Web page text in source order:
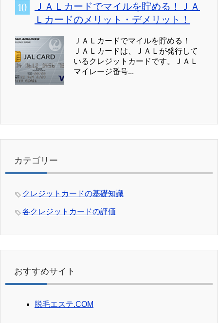
ＪＡＬカードでマイルを貯める！ＪＡ
Ｌカードのメリット・デメリット！
ＪＡＬカードでマイルを貯める！
ＪＡＬカードは、ＪＡＬが発行して
いるクレジットカードです。ＪＡＬ
マイレージ番号...
カテゴリー
クレジットカードの基礎知識
各クレジットカードの評価
おすすめサイト
脱毛エステ.COM